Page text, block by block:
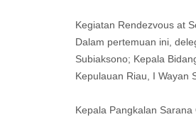
Kegiatan Rendezvous at
Dalam pertemuan ini,
Subiaksono; Kepala
Kepulauan Riau, I Wayan
Kepala Pangkalan